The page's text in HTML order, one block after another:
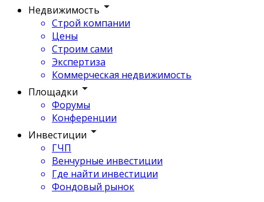
Недвижимость
Строй компании
Цены
Строим сами
Экспертиза
Коммерческая недвижимость
Площадки
Форумы
Конференции
Инвестиции
ГЧП
Венчурные инвестиции
Где найти инвестиции
Фондовый рынок